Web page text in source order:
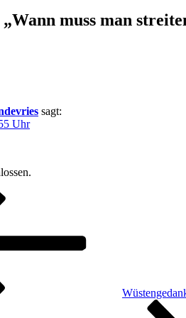
muss man
sagt:
Uhr